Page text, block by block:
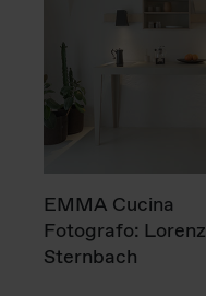
EMMA Cucina
Fotografo: Lorenz
Sternbach